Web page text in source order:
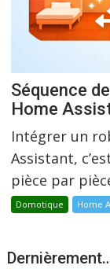
Séquence
Home
Intégrer un
Assistant,
pièce par
Domotique Home